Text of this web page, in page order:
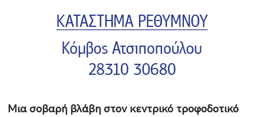
Μια σοβαρή βλάβη στον κεντρικό τροφοδοτικό